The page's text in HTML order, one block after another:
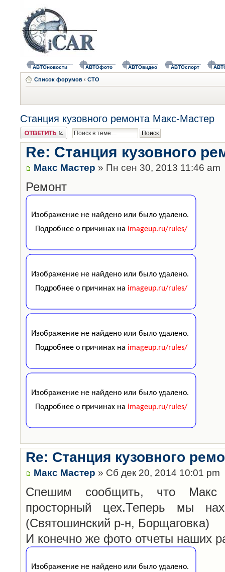
АВТОновости АВТОфото АВТОвидео АВТОспорт
Список форумов ‹ СТО
Станция кузовного ремонта Макс-Мастер
Ответить
Re: Станция кузовного
Макс Мастер » Пн сен 30, 2013 11:46 am
Ремонт
Re: Станция кузовного
Макс Мастер » Сб дек 20, 2014 10:01 pm
Спешим сообщить, что
просторный цех.Теперь мы
(Святошинский р-н, Борщаговка)
И конечно же фото отчеты наших